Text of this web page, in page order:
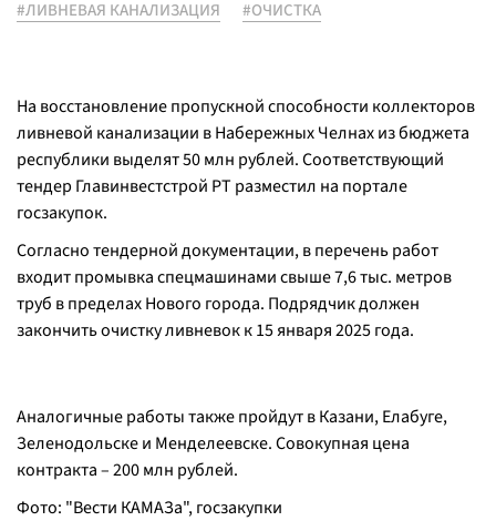
#ЛИВНЕВАЯ КАНАЛИЗАЦИЯ #ОЧИСТКА
На восстановление пропускной способности коллекторов
ливневой канализации в Набережных Челнах из бюджета
республики выделят 50 млн рублей. Соответствующий
тендер Главинвестстрой РТ разместил на портале
госзакупок.
Согласно тендерной документации, в перечень работ
входит промывка спецмашинами свыше 7,6 тыс. метров
труб в пределах Нового города. Подрядчик должен
закончить очистку ливневок к 15 января 2025 года.
Аналогичные работы также пройдут в Казани, Елабуге,
Зеленодольске и Менделеевске. Совокупная цена
контракта – 200 млн рублей.
Фото: "Вести КАМАЗа", госзакупки